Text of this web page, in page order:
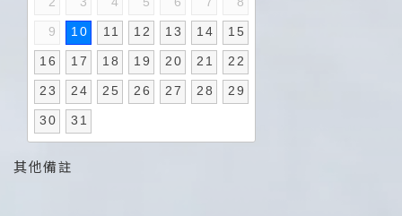
9 10 11 12 13 14 15
16 17 18 19 20 21 22
23 24 25 26 27 28 29
30 31
其他備註